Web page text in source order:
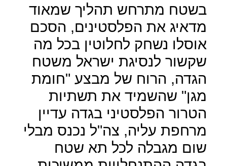
בשטח מתרחש תהליך שמאוד
מדאיג את הפלסטינים, הסכם
אוסלו נשחק לחלוטין בכל מה
שקשור לנסיגת ישראל משטח
הגדה, הרוח של מבצע "חומת
מגן" שהשמיד את תשתיות
הטרור הפלסטיני בגדה עדיין
מרחפת עליה, צה"ל נכנס מבלי
שום מגבלה לכל תא שטח